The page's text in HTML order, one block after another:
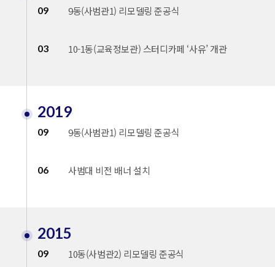
09 9동(사범관1) 리모델링 준공식
03 10-1동(교육정보관) 스터디카페 ‘사유’ 개관
2019
09 9동(사범관1) 리모델링 준공식
06 사범대 비전 배너 설치
2015
09 10동(사범관2) 리모델링 준공식